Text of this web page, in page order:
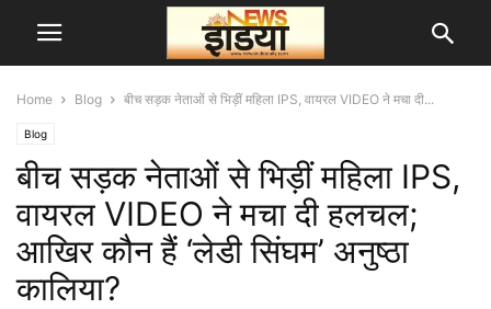
Home Blog बीच सड़क नेताओं से भिड़ीं महिला IPS, वायरल VIDEO ने मचा दी...
Blog
बीच सड़क नेताओं से भिड़ीं महिला IPS,
वायरल VIDEO ने मचा दी हलचल;
आखिर कौन हैं ‘लेडी सिंघम’ अनुष्ठा
कालिया?